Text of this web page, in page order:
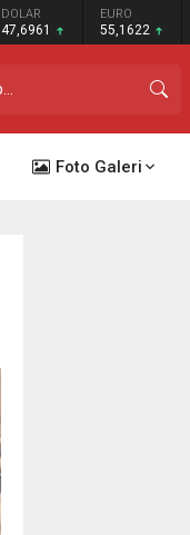
DOLAR
47,6961
EURO
55,1622
Foto Galeri